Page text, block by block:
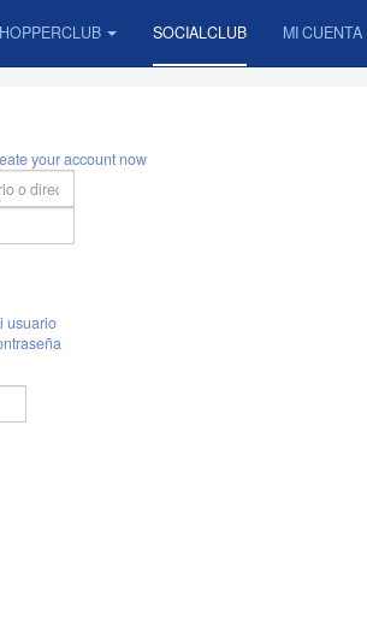
SOCIALCLUB MI CUENTA
your account now
usuario